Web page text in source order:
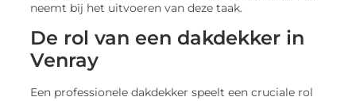
neemt bij het uitvoeren van deze taak.
De rol van een dakdekker in
Venray
Een professionele dakdekker speelt een cruciale rol